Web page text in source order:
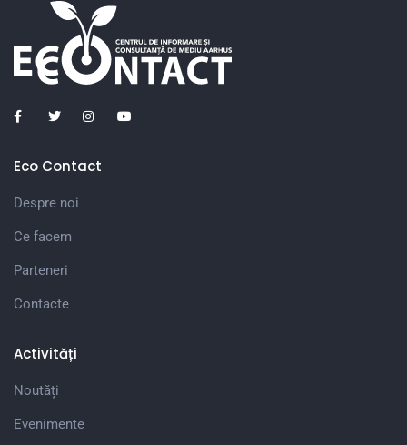
Eco Contact
Despre noi
Ce facem
Parteneri
Contacte
Activități
Noutăți
Evenimente